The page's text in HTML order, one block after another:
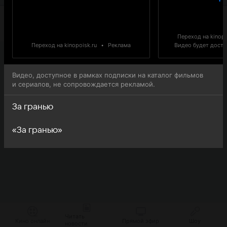
Переход на kinopoisk.ru • Реклама
Переход на
Видео будет
Видео, доступное в рамках подписки на каталог фильмов
и сериалов, не сопровождается рекламой.
За гранью
«За гранью»